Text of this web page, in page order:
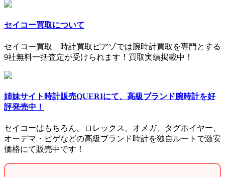
セイコー買取について
セイコー買取 時計買取ピアゾでは腕時計買取を専門とする
9社無料一括査定が受けられます！買取実績掲載中！
姉妹サイト時計販売QUERIにて、高級ブランド腕時計を好
評発売中！
セイコーはもちろん、ロレックス、オメガ、タグホイヤー、
オーデマ・ピゲなどの高級ブランド時計を独自ルートで激安
価格にて販売中です！